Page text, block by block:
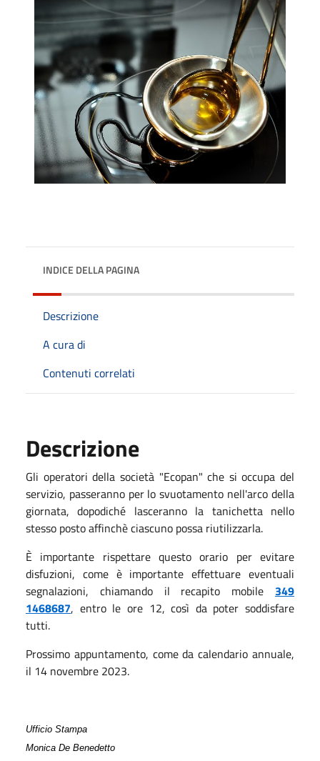
INDICE DELLA PAGINA
Descrizione
A cura di
Contenuti correlati
Descrizione
Gli operatori della società "Ecopan" che si occupa del
servizio, passeranno per lo svuotamento nell'arco della
giornata, dopodiché lasceranno la tanichetta nello
stesso posto affinchè ciascuno possa riutilizzarla.
È importante rispettare questo orario per evitare
disfuzioni, come è importante effettuare eventuali
segnalazioni, chiamando il recapito mobile 349
1468687, entro le ore 12, così da poter soddisfare
tutti.
Prossimo appuntamento, come da calendario annuale,
il 14 novembre 2023.
Ufficio Stampa
Monica De Benedetto